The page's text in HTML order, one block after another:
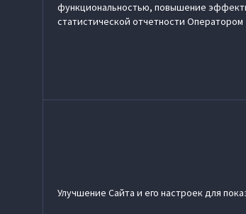
функциональностью, повышение
статистической отчетности Оператором
Улучшение Сайта и его настроек для